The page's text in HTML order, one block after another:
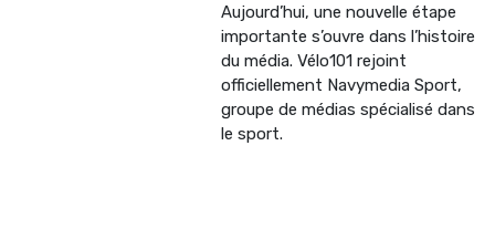
Aujourd’hui, une nouvelle étape
importante s’ouvre dans l’histoire
du média. Vélo101 rejoint
officiellement Navymedia Sport,
groupe de médias spécialisé dans
le sport.